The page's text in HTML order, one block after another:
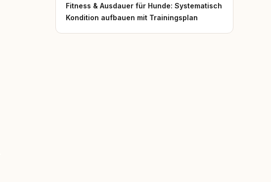
Fitness & Ausdauer für Hunde: Systematisch
Kondition aufbauen mit Trainingsplan